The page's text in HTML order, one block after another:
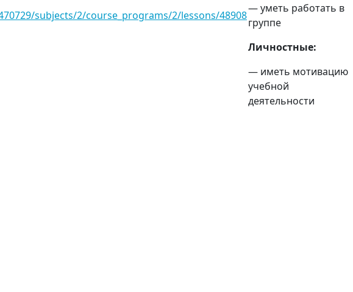
subjects/2/course_programs/2/lessons/48908
— уметь работать в
группе
Личностные:
— иметь мотивацию
учебной
деятельности